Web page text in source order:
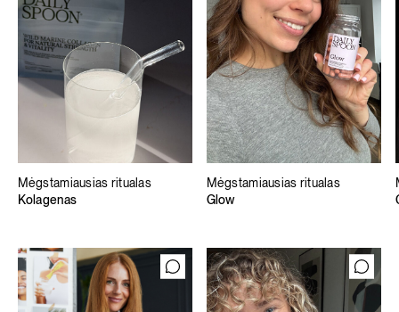
Mėgstamiausias ritualas
Kolagenas
Mėgstamiausias ritualas
Glow